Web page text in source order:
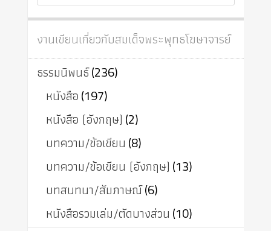
งานเขียนเกี่ยวกับสมเด็จพระพุทธโฆษาจารย์
ธรรมนิพนธ์(236)
หนังสือ(197)
หนังสือ (อังกฤษ) (2)
บทความ/ข้อเขียน (8)
บทความ/ข้อเขียน (อังกฤษ) (13)
บทสนทนา/สัมภาษณ์(6)
หนังสือรวมเล่ม/ตัดบางส่วน (10)